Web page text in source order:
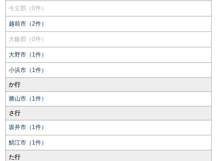
今立郡（0件）
越前市（2件）
大飯郡（0件）
大野市（1件）
小浜市（1件）
か行
勝山市（1件）
さ行
坂井市（1件）
鯖江市（1件）
た行